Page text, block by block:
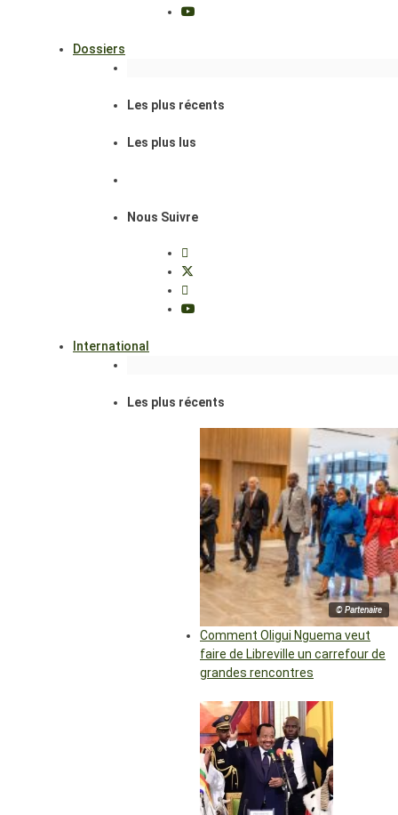
Dossiers
Les plus récents
Les plus lus
Nous Suivre
International
Les plus récents
© Partenaire
Comment Oligui Nguema veut
faire de Libreville un carrefour de
grandes rencontres